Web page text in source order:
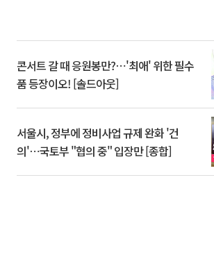
콘서트 갈 때 응원봉만?⋯'최애' 위한 필수
품 등장이오! [솔드아웃]
서울시, 정부에 정비사업 규제 완화 '건
의'⋯국토부 "협의 중" 입장만 [종합]